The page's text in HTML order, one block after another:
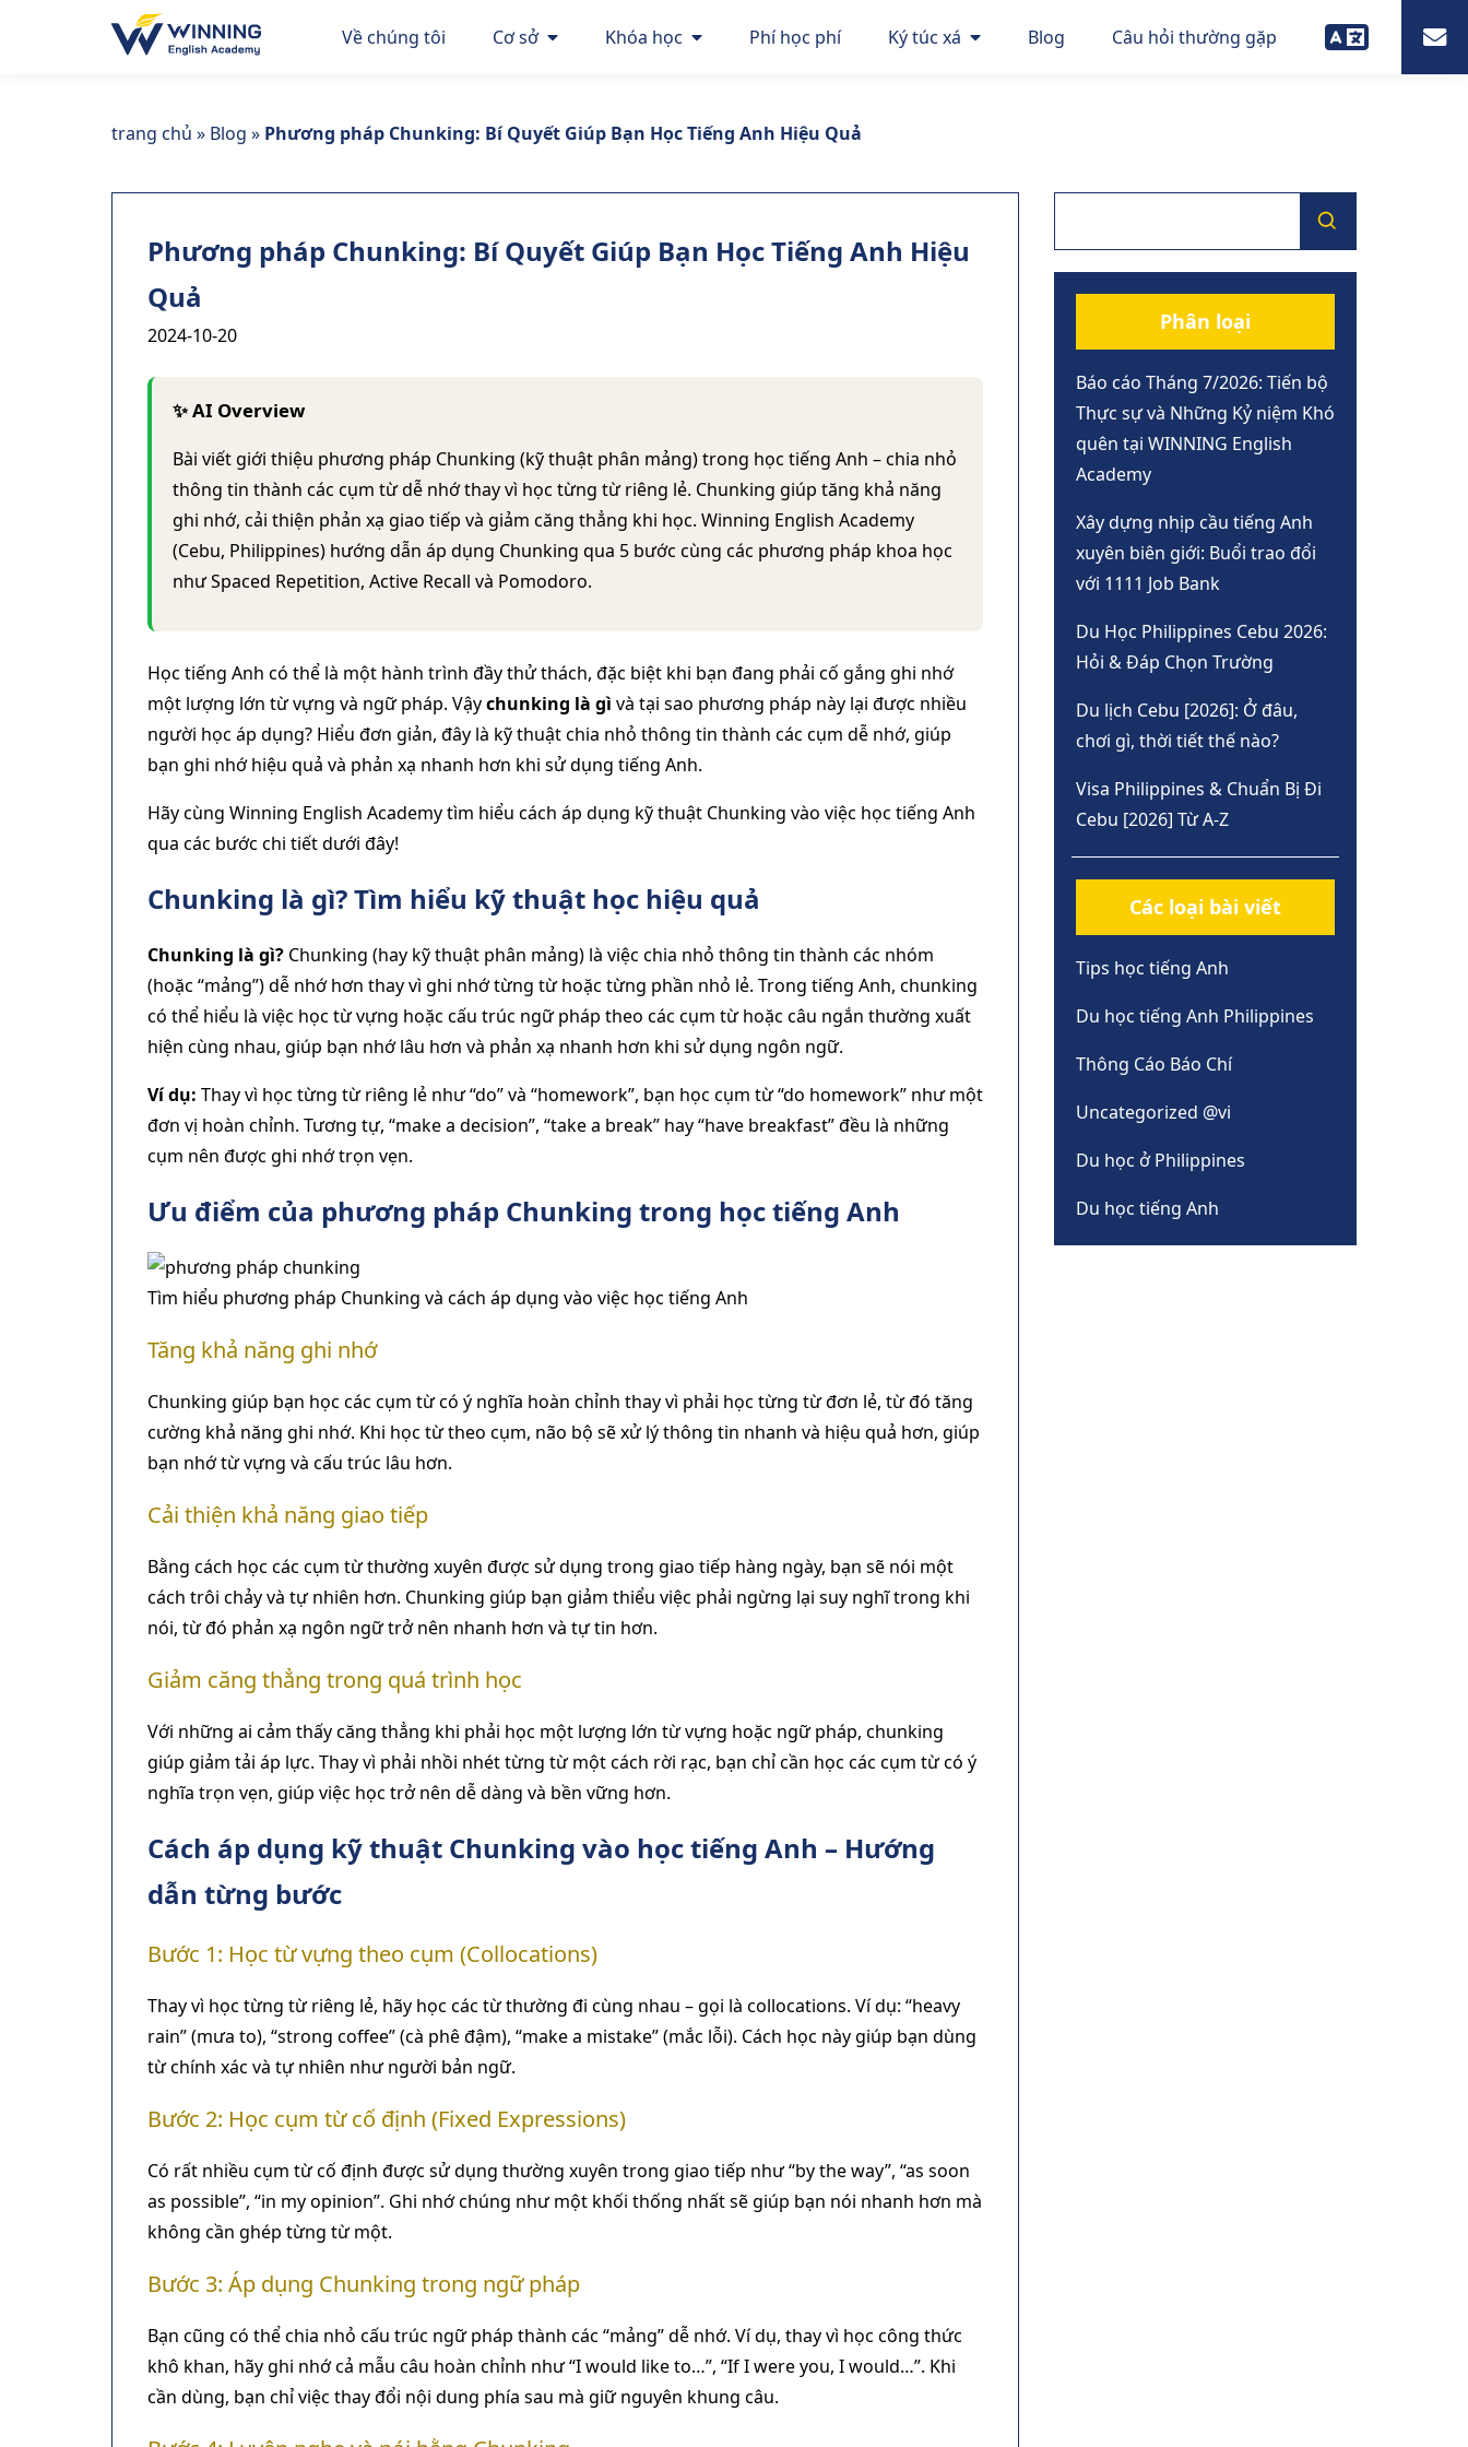
Về chúng tôi Cơ sở Khóa học Phí học phí Ký túc xá Blog Câu hỏi thường gặp
trang chủ » Blog » Phương pháp Chunking: Bí Quyết Giúp Bạn Học Tiếng Anh Hiệu Quả
Phương pháp Chunking: Bí Quyết Giúp Bạn Học Tiếng Anh Hiệu
Quả
2024-10-20
✨ AI Overview
Bài viết giới thiệu phương pháp Chunking (kỹ thuật phân mảng) trong học tiếng Anh – chia nhỏ
thông tin thành các cụm từ dễ nhớ thay vì học từng từ riêng lẻ. Chunking giúp tăng khả năng
ghi nhớ, cải thiện phản xạ giao tiếp và giảm căng thẳng khi học. Winning English Academy
(Cebu, Philippines) hướng dẫn áp dụng Chunking qua 5 bước cùng các phương pháp khoa học
như Spaced Repetition, Active Recall và Pomodoro.
Học tiếng Anh có thể là một hành trình đầy thử thách, đặc biệt khi bạn đang phải cố gắng ghi nhớ
một lượng lớn từ vựng và ngữ pháp. Vậychunking là gì và tại sao phương pháp này lại được nhiều
người học áp dụng? Hiểu đơn giản, đây là kỹ thuật chia nhỏ thông tin thành các cụm dễ nhớ, giúp
bạn ghi nhớ hiệu quả và phản xạ nhanh hơn khi sử dụng tiếng Anh.
Hãy cùng Winning English Academy tìm hiểu cách áp dụng kỹ thuật Chunking vào việc học tiếng Anh
qua các bước chi tiết dưới đây!
Chunking là gì? Tìm hiểu kỹ thuật học hiệu quả
Chunking là gì? Chunking (hay kỹ thuật phân mảng) là việc chia nhỏ thông tin thành các nhóm
(hoặc “mảng”) dễ nhớ hơn thay vì ghi nhớ từng từ hoặc từng phần nhỏ lẻ. Trong tiếng Anh, chunking
có thể hiểu là việc học từ vựng hoặc cấu trúc ngữ pháp theo các cụm từ hoặc câu ngắn thường xuất
hiện cùng nhau, giúp bạn nhớ lâu hơn và phản xạ nhanh hơn khi sử dụng ngôn ngữ.
Ví dụ: Thay vì học từng từ riêng lẻ như “do” và “homework”, bạn học cụm từ “do homework” như một
đơn vị hoàn chỉnh. Tương tự, “make a decision”, “take a break” hay “have breakfast” đều là những
cụm nên được ghi nhớ trọn vẹn.
Ưu điểm của phương pháp Chunking trong học tiếng Anh
Tìm hiểu phương pháp Chunking và cách áp dụng vào việc học tiếng Anh
Tăng khả năng ghi nhớ
Chunking giúp bạn học các cụm từ có ý nghĩa hoàn chỉnh thay vì phải học từng từ đơn lẻ, từ đó tăng
cường khả năng ghi nhớ. Khi học từ theo cụm, não bộ sẽ xử lý thông tin nhanh và hiệu quả hơn, giúp
bạn nhớ từ vựng và cấu trúc lâu hơn.
Cải thiện khả năng giao tiếp
Bằng cách học các cụm từ thường xuyên được sử dụng trong giao tiếp hàng ngày, bạn sẽ nói một
cách trôi chảy và tự nhiên hơn. Chunking giúp bạn giảm thiểu việc phải ngừng lại suy nghĩ trong khi
nói, từ đó phản xạ ngôn ngữ trở nên nhanh hơn và tự tin hơn.
Giảm căng thẳng trong quá trình học
Với những ai cảm thấy căng thẳng khi phải học một lượng lớn từ vựng hoặc ngữ pháp, chunking
giúp giảm tải áp lực. Thay vì phải nhồi nhét từng từ một cách rời rạc, bạn chỉ cần học các cụm từ có ý
nghĩa trọn vẹn, giúp việc học trở nên dễ dàng và bền vững hơn.
Cách áp dụng kỹ thuật Chunking vào học tiếng Anh – Hướng
dẫn từng bước
Bước 1: Học từ vựng theo cụm (Collocations)
Thay vì học từng từ riêng lẻ, hãy học các từ thường đi cùng nhau – gọi là collocations. Ví dụ: “heavy
rain” (mưa to), “strong coffee” (cà phê đậm), “make a mistake” (mắc lỗi). Cách học này giúp bạn dùng
từ chính xác và tự nhiên như người bản ngữ.
Bước 2: Học cụm từ cố định (Fixed Expressions)
Có rất nhiều cụm từ cố định được sử dụng thường xuyên trong giao tiếp như “by the way”, “as soon
as possible”, “in my opinion”. Ghi nhớ chúng như một khối thống nhất sẽ giúp bạn nói nhanh hơn mà
không cần ghép từng từ một.
Bước 3: Áp dụng Chunking trong ngữ pháp
Bạn cũng có thể chia nhỏ cấu trúc ngữ pháp thành các “mảng” dễ nhớ. Ví dụ, thay vì học công thức
khô khan, hãy ghi nhớ cả mẫu câu hoàn chỉnh như “I would like to…”, “If I were you, I would…”. Khi
cần dùng, bạn chỉ việc thay đổi nội dung phía sau mà giữ nguyên khung câu.
Phân loại
Báo cáo Tháng 7/2026: Tiến bộ
Thực sự và Những Kỷ niệm Khó
quên tại WINNING English
Academy
Xây dựng nhịp cầu tiếng Anh
xuyên biên giới: Buổi trao đổi
với 1111 Job Bank
Du Học Philippines Cebu 2026:
Hỏi & Đáp Chọn Trường
Du lịch Cebu [2026]: Ở đâu,
chơi gì, thời tiết thế nào?
Visa Philippines & Chuẩn Bị Đi
Cebu [2026] Từ A-Z
Các loại bài viết
Tips học tiếng Anh
Du học tiếng Anh Philippines
Thông Cáo Báo Chí
Uncategorized @vi
Du học ở Philippines
Du học tiếng Anh